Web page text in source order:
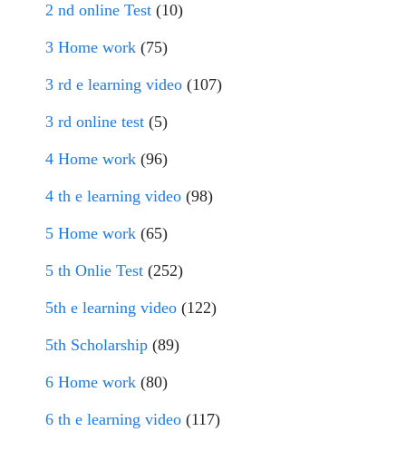
2 nd online Test (10)
3 Home work (75)
3 rd e learning video (107)
3 rd online test (5)
4 Home work (96)
4 th e learning video (98)
5 Home work (65)
5 th Onlie Test (252)
5th e learning video (122)
5th Scholarship (89)
6 Home work (80)
6 th e learning video (117)